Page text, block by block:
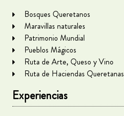
Bosques Queretanos
Maravillas naturales
Patrimonio Mundial
Pueblos Mágicos
Ruta de Arte, Queso y Vino
Ruta de Haciendas Queretanas
Experiencias